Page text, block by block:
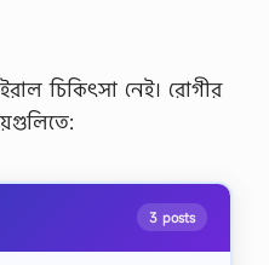
চিকিৎসা নেই। রোগীর
3 posts